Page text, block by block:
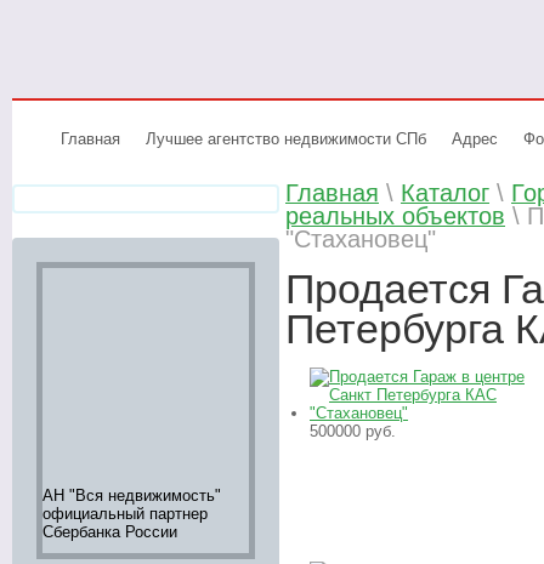
Главная Лучшее агентство недвижимости СПб Адрес
АН "Вся недвижимость"
официальный партнер
Сбербанка России
Главная \ Каталог \
реальных объектов \
"Стахановец"
Продается
Петербурга
500000 руб.